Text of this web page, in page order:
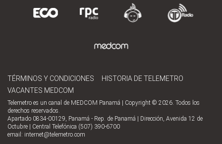
TÉRMINOS Y CONDICIONES
HISTORIA DE TELEMETRO
VACANTES MEDCOM
Telemetro es un canal de MEDCOM Panamá | Copyright © 2026. Todos los
derechos reservados.
Apartado 0834-00129, Panamá - Rep. de Panamá | Dirección, Avenida 12 de
Octubre | Central Telefónica (507) 390-6700
email: internet@telemetro.com